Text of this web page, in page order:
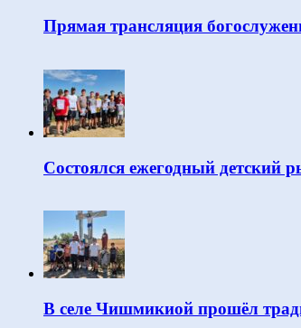
Прямая трансляция
Состоялся ежегодный детский
В селе Чишмикиой прошёл